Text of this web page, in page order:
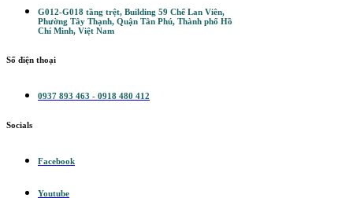
G012-G018 tầng trệt, Building 59 Chế Lan Viên,
Phường Tây Thạnh, Quận Tân Phú, Thành phố Hồ
Chí Minh, Việt Nam
Số điện thoại
0937 893 463 - 0918 480 412
Socials
Facebook
Youtube